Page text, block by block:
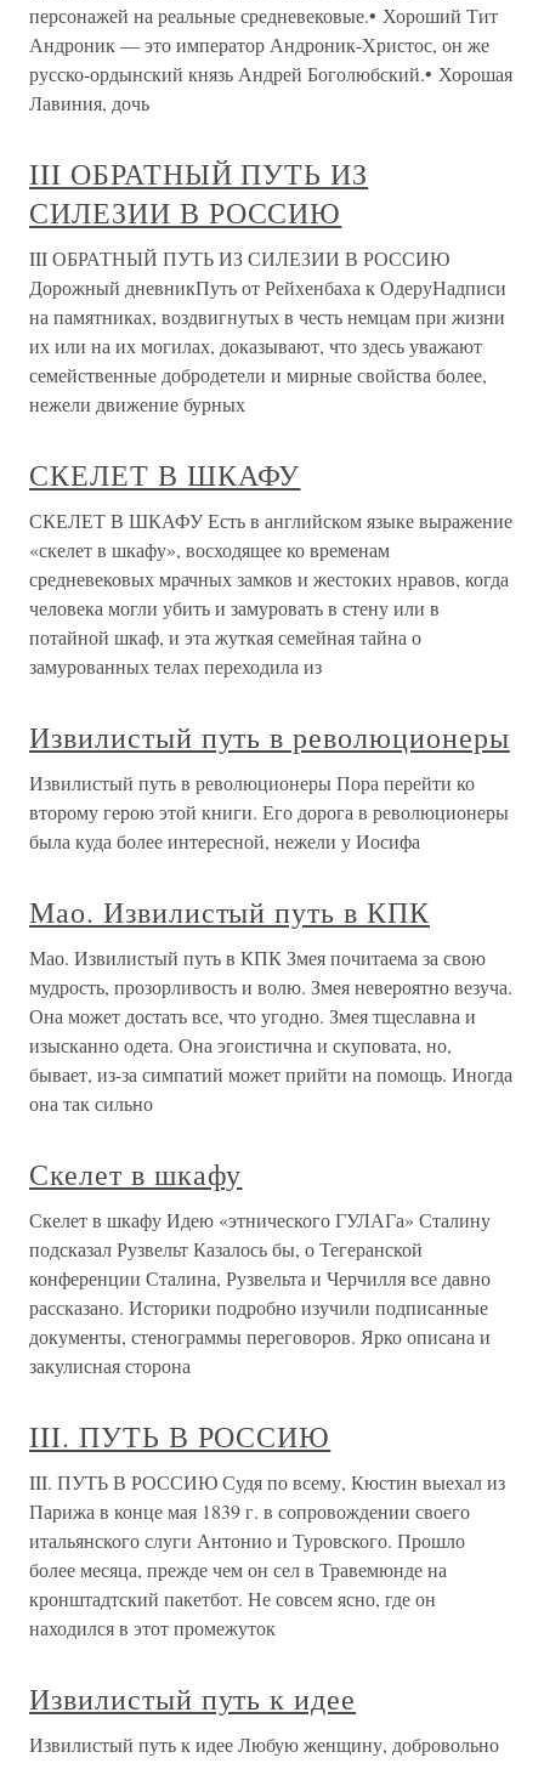
персонажей на реальные средневековые.• Хороший Тит
Андроник — это император Андроник-Христос, он же
русско-ордынский князь Андрей Боголюбский.• Хорошая
Лавиния, дочь
III ОБРАТНЫЙ ПУТЬ ИЗ
СИЛЕЗИИ В РОССИЮ
III ОБРАТНЫЙ ПУТЬ ИЗ СИЛЕЗИИ В РОССИЮ
Дорожный дневникПуть от Рейхенбаха к ОдеруНадписи
на памятниках, воздвигнутых в честь немцам при жизни
их или на их могилах, доказывают, что здесь уважают
семейственные добродетели и мирные свойства более,
нежели движение бурных
СКЕЛЕТ В ШКАФУ
СКЕЛЕТ В ШКАФУ Есть в английском языке выражение
«скелет в шкафу», восходящее ко временам
средневековых мрачных замков и жестоких нравов, когда
человека могли убить и замуровать в стену или в
потайной шкаф, и эта жуткая семейная тайна о
замурованных телах переходила из
Извилистый путь в революционеры
Извилистый путь в революционеры Пора перейти ко
второму герою этой книги. Его дорога в революционеры
была куда более интересной, нежели у Иосифа
Мао. Извилистый путь в КПК
Мао. Извилистый путь в КПК Змея почитаема за свою
мудрость, прозорливость и волю. Змея невероятно везуча.
Она может достать все, что угодно. Змея тщеславна и
изысканно одета. Она эгоистична и скуповата, но,
бывает, из-за симпатий может прийти на помощь. Иногда
она так сильно
Скелет в шкафу
Скелет в шкафу Идею «этнического ГУЛАГа» Сталину
подсказал Рузвельт Казалось бы, о Тегеранской
конференции Сталина, Рузвельта и Черчилля все давно
рассказано. Историки подробно изучили подписанные
документы, стенограммы переговоров. Ярко описана и
закулисная сторона
III. ПУТЬ В РОССИЮ
III. ПУТЬ В РОССИЮ Судя по всему, Кюстин выехал из
Парижа в конце мая 1839 г. в сопровождении своего
итальянского слуги Антонио и Туровского. Прошло
более месяца, прежде чем он сел в Травемюнде на
кронштадтский пакетбот. Не совсем ясно, где он
находился в этот промежуток
Извилистый путь к идее
Извилистый путь к идее Любую женщину, добровольно